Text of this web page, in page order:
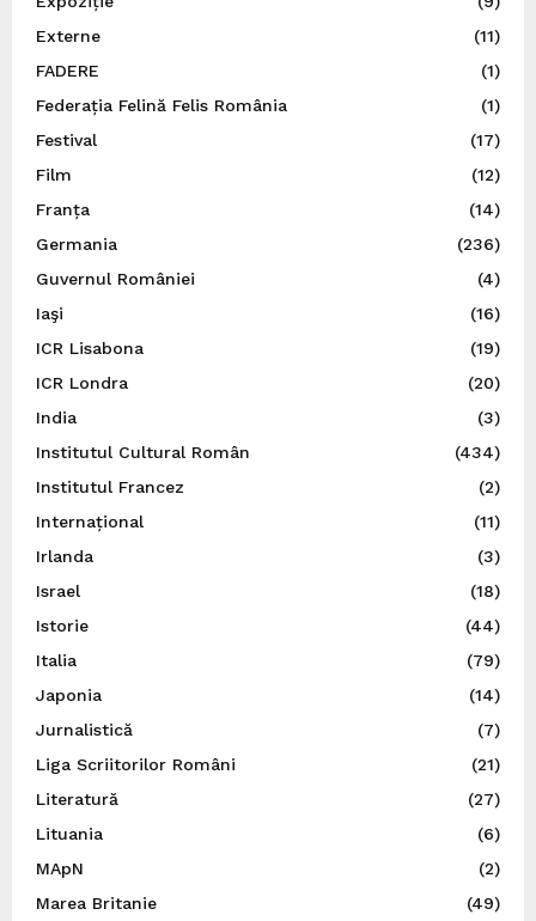
Externe
(11)
FADERE
(1)
Federația Felină Felis România
(1)
Festival
(17)
Film
(12)
Franța
(14)
Germania
(236)
Guvernul României
(4)
Iaşi
(16)
ICR Lisabona
(19)
ICR Londra
(20)
India
(3)
Institutul Cultural Român
(434)
Institutul Francez
(2)
Internațional
(11)
Irlanda
(3)
Israel
(18)
Istorie
(44)
Italia
(79)
Japonia
(14)
Jurnalistică
(7)
Liga Scriitorilor Români
(21)
Literatură
(27)
Lituania
(6)
MApN
(2)
Marea Britanie
(49)